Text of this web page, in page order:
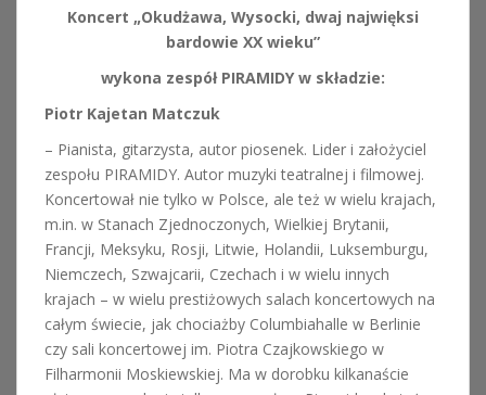
Koncert „Okudżawa, Wysocki, dwaj najwięksi
bardowie XX wieku”
wykona zespół PIRAMIDY w składzie:
Piotr Kajetan Matczuk
– Pianista, gitarzysta, autor piosenek. Lider i założyciel
zespołu PIRAMIDY. Autor muzyki teatralnej i filmowej.
Koncertował nie tylko w Polsce, ale też w wielu krajach,
m.in. w Stanach Zjednoczonych, Wielkiej Brytanii,
Francji, Meksyku, Rosji, Litwie, Holandii, Luksemburgu,
Niemczech, Szwajcarii, Czechach i w wielu innych
krajach – w wielu prestiżowych salach koncertowych na
całym świecie, jak chociażby Columbiahalle w Berlinie
czy sali koncertowej im. Piotra Czajkowskiego w
Filharmonii Moskiewskiej. Ma w dorobku kilkanaście